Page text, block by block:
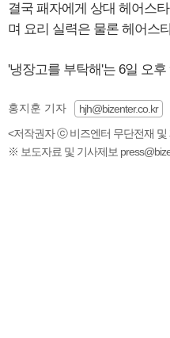
결국 패자에게 상대 헤어스
며 요리 실력은 물론 헤어스
'냉장고를 부탁해'는 6일 오
홍지훈 기자
hjh@bizenter.co.kr
<저작권자 ⓒ 비즈엔터 무단전재 및
※ 보도자료 및 기사제보